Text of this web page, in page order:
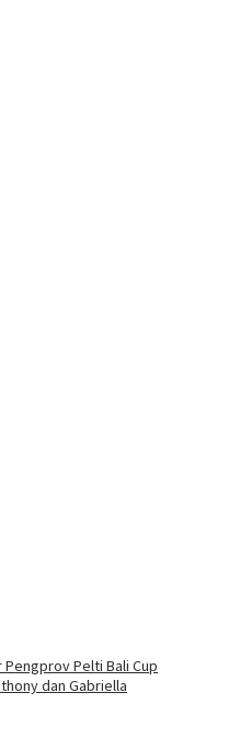
Pengprov Pelti Bali Cup
dan Gabriella